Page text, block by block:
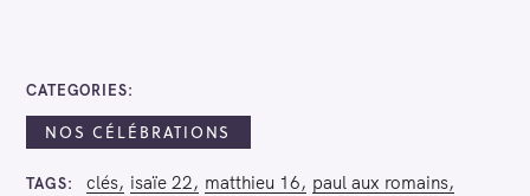
CATEGORIES
NOS CÉLÉBRATIONS
TAGS clés isaïe 22 matthieu 16
paul aux romains